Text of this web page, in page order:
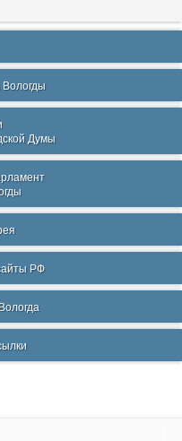
Вологды
Думы
РФ